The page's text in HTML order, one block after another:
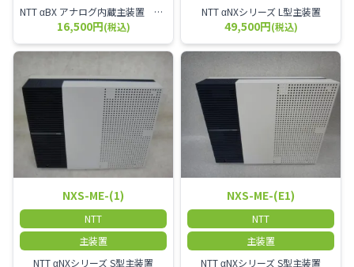
NTT αBX アナログ内蔵主装置 BX-AME-(1)
16,500円(税込)
NTT αNXシリーズ L型主装置
49,500円(税込)
NXS-ME-(1)
NTT
主装置
NTT αNXシリーズ S型主装置
NXS-ME-(E1)
NTT
主装置
NTT αNXシリーズ S型主装置